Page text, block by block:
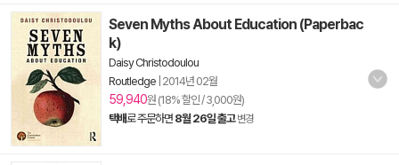
Seven Myths About Education (Paperbac
k)
Daisy Christodoulou
Routledge 2014년 02월
59,940원 (18% 할인 / 3,000원)
택배로 주문하면 8월 26일 출고 변경